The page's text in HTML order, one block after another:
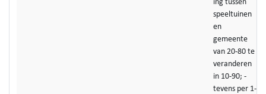
ing tussen
speeltuinen
en
gemeente
van 20-80 te
veranderen
in 10-90; -
tevens per 1-